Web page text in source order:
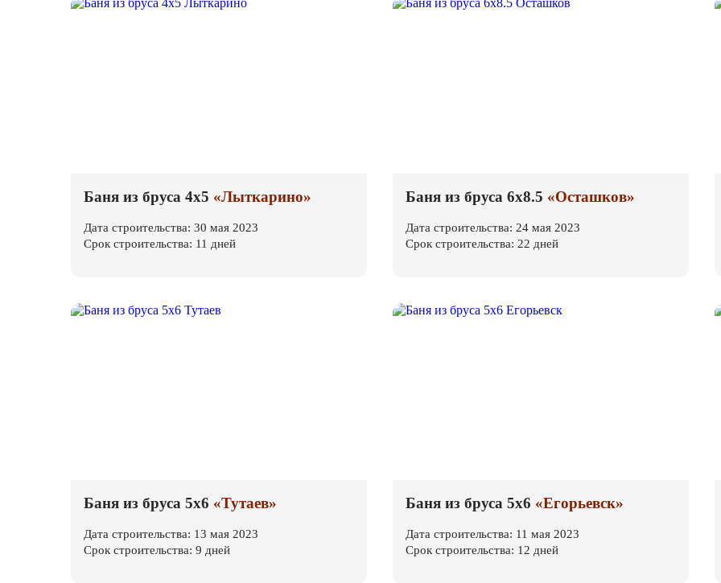
Баня из бруса 4х5 «Лыткарино»
Дата строительства: 30 мая 2023
Срок строительства: 11 дней
Баня из бруса 6х8.5 «Осташков»
Дата строительства: 24 мая 2023
Срок строительства: 22 дней
Баня из бруса 5х6 «Тутаев»
Дата строительства: 13 мая 2023
Срок строительства: 9 дней
Баня из бруса 5х6 «Егорьевск»
Дата строительства: 11 мая 2023
Срок строительства: 12 дней